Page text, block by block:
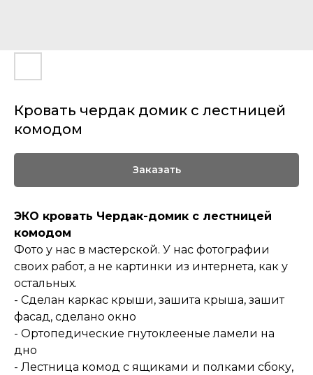
Кровать чердак домик с лестницей
комодом
Заказать
ЭКО кровать Чердак-домик с лестницей
комодом
Фото у нас в мастерской. У нас фотографии
своих работ, а не картинки из интернета, как у
остальных.
- Сделан каркас крыши, зашита крыша, зашит
фасад, сделано окно
- Ортопедические гнутоклееные ламели на
дно
- Лестница комод с ящиками и полками сбоку,